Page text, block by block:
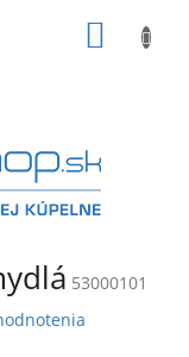
53000101